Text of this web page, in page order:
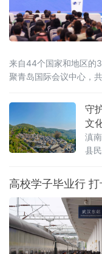
来自44个国家和地区的
聚青岛国际会议中心，
守
文
深
滇
县
誓
心
誓
誓
历
文
高校学子毕业行